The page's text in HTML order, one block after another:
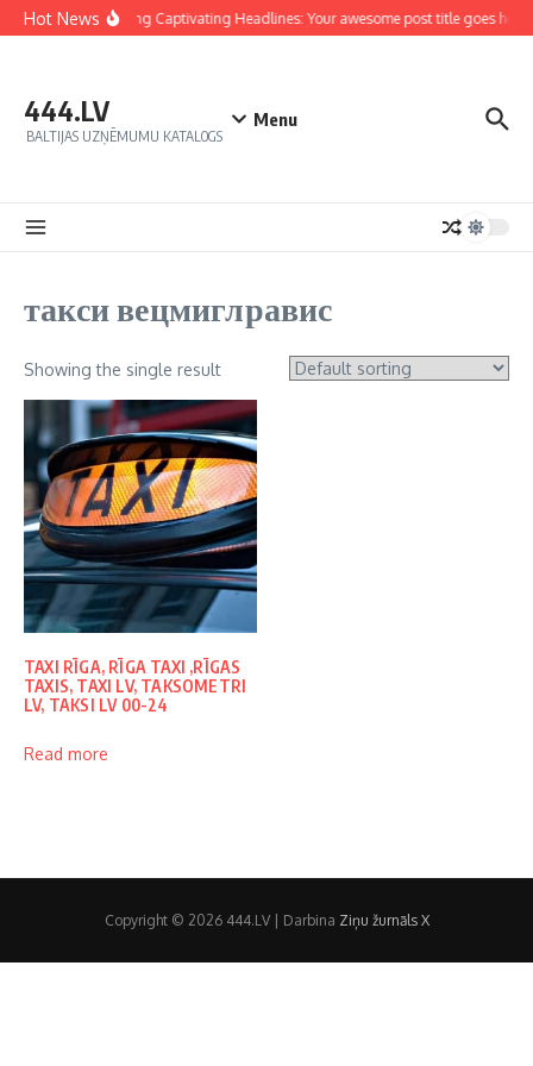
Hot NewsCrafting Captivating Headlines: Your awesome post title goes here
444.LV
BALTIJAS UZŅĒMUMU KATALOGS
Menu
такси вецмиглравис
Showing the single result
TAXI RĪGA, RĪGA TAXI ,RĪGAS
TAXIS, TAXI LV, TAKSOMETRI
LV, TAKSI LV 00-24
Read more
Copyright © 2026 444.LV | Darbina Ziņu žurnāls X